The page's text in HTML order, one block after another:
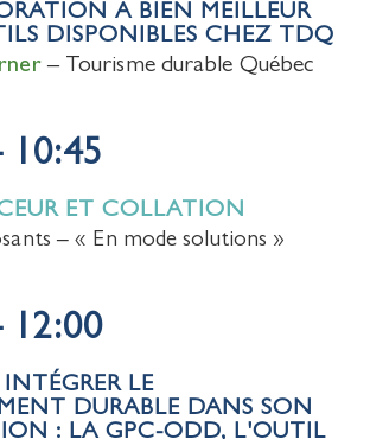
A BIEN MEILLEUR
DISPONIBLES CHEZ TDQ
– Tourisme durable Québec
ET COLLATION
– « En mode solutions »
LE
DURABLE DANS SON
: LA GPC-ODD, L'OUTIL